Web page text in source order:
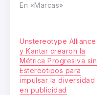
En «Marcas»
Unstereotype Alliance
y Kantar crearon la
Métrica Progresiva sin
Estereotipos para
impulsar la diversidad
en publicidad